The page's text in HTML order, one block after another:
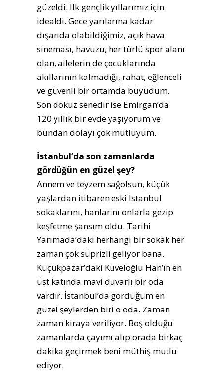
güzeldi. İlk gençlik yıllarımız için
idealdi. Gece yarılarına kadar
dışarıda olabildiğimiz, açık hava
sineması, havuzu, her türlü spor alanı
olan, ailelerin de çocuklarında
akıllarının kalmadığı, rahat, eğlenceli
ve güvenli bir ortamda büyüdüm.
Son dokuz senedir ise Emirgan’da
120 yıllık bir evde yaşıyorum ve
bundan dolayı çok mutluyum.
İstanbul’da son zamanlarda
gördüğün en güzel şey?
Annem ve teyzem sağolsun, küçük
yaşlardan itibaren eski İstanbul
sokaklarını, hanlarını onlarla gezip
keşfetme şansım oldu. Tarihi
Yarımada’daki herhangi bir sokak her
zaman çok süprizli geliyor bana.
Küçükpazar’daki Kuveloğlu Han’ın en
üst katında mavi duvarlı bir oda
vardır. İstanbul’da gördüğüm en
güzel şeylerden biri o oda. Zaman
zaman kiraya veriliyor. Boş olduğu
zamanlarda çayımı alıp orada birkaç
dakika geçirmek beni müthiş mutlu
ediyor.